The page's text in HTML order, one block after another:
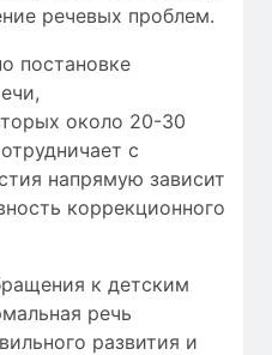
речевых проблем.
постановке
около 20-30
с
напрямую зависит
коррекционного
к детским
речь
развития и